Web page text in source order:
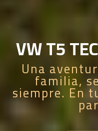
VW T5
Una
familia,
siempre. En